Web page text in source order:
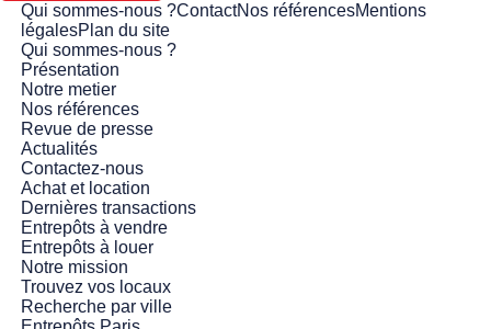
Qui sommes-nous ?ContactNos référencesMentions
légalesPlan du site
Qui sommes-nous ?
Présentation
Notre metier
Nos références
Revue de presse
Actualités
Contactez-nous
Achat et location
Dernières transactions
Entrepôts à vendre
Entrepôts à louer
Notre mission
Trouvez vos locaux
Recherche par ville